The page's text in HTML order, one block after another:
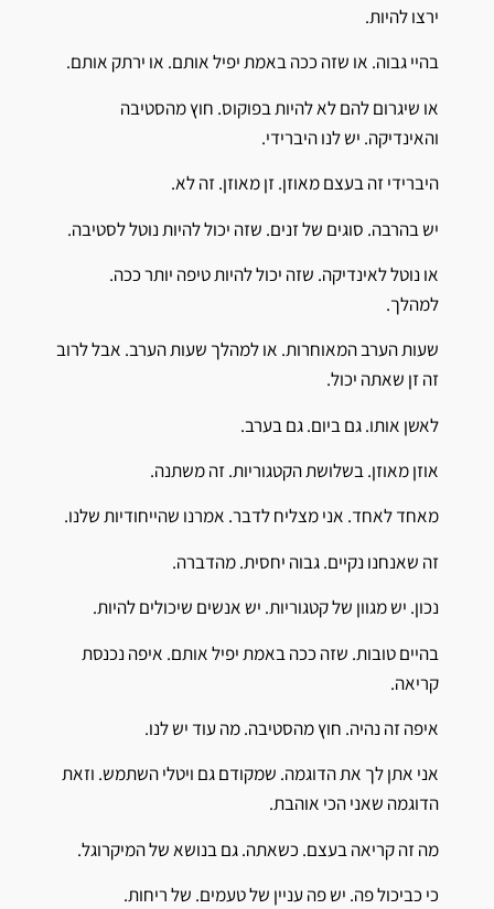
ירצו להיות.
בהיי גבוה. או שזה ככה באמת יפיל אותם. או ירתק אותם.
או שיגרום להם לא להיות בפוקוס. חוץ מהסטיבה
והאינדיקה. יש לנו היברידי.
היברידי זה בעצם מאוזן. זן מאוזן. זה לא.
יש בהרבה. סוגים של זנים. שזה יכול להיות נוטל לסטיבה.
או נוטל לאינדיקה. שזה יכול להיות טיפה יותר ככה.
למהלך.
שעות הערב המאוחרות. או למהלך שעות הערב. אבל לרוב
זה זן שאתה יכול.
לאשן אותו. גם ביום. גם בערב.
אוזן מאוזן. בשלושת הקטגוריות. זה משתנה.
מאחד לאחד. אני מצליח לדבר. אמרנו שהייחודיות שלנו.
זה שאנחנו נקיים. גבוה יחסית. מהדברה.
נכון. יש מגוון של קטגוריות. יש אנשים שיכולים להיות.
בהיים טובות. שזה ככה באמת יפיל אותם. איפה נכנסת
קריאה.
איפה זה נהיה. חוץ מהסטיבה. מה עוד יש לנו.
אני אתן לך את הדוגמה. שמקודם גם ויטלי השתמש. וזאת
הדוגמה שאני הכי אוהבת.
מה זה קריאה בעצם. כשאתה. גם בנושא של המיקרוגל.
כי כביכול פה. יש פה עניין של טעמים. של ריחות.